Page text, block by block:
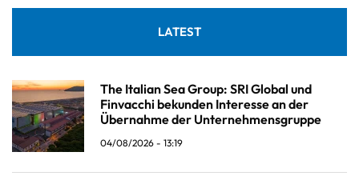
LATEST
The Italian Sea Group: SRI Global und
Finvacchi bekunden Interesse an der
Übernahme der Unternehmensgruppe
04/08/2026 - 13:19